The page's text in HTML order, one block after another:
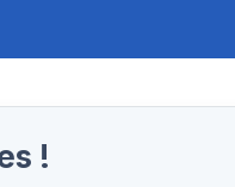
!